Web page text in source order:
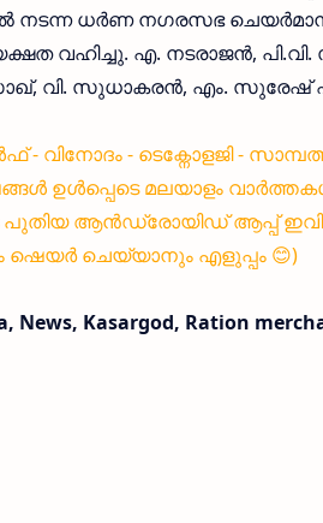
നടന്ന ധര്‍ണ നഗരസഭ
വഹിച്ചു. എ. നടരാജന്‍,
വി. സുധാകരന്‍, എം. സുരേഷ്
- വിനോദം - ടെക്നോളജി -
ഉൾപ്പെടെ മലയാളം
പുതിയ ആൻഡ്രോയിഡ് ആപ്പ്
ഷെയർ ചെയ്യാനും എളുപ്പം 😊)
News, Kasargod, Ration